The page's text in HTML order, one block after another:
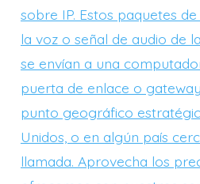
sobre IP. Estos paquetes
la voz o señal de audio de
se envían a una
puerta de enlace o
punto geográfico
Unidos, o en algún país
llamada. Aprovecha los